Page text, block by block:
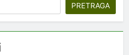
PRETRAGA